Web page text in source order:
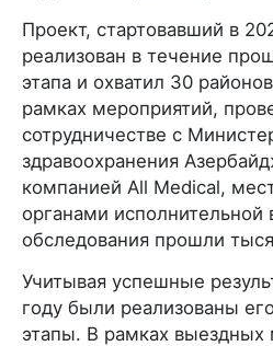
Проект, стартовавший в
реализован в течение
этапа и охватил 30
рамках мероприятий,
сотрудничестве с
здравоохранения
компанией All Medical,
органами исполнительной
обследования прошли
Учитывая успешные
году были реализованы
этапы. В рамках выездных